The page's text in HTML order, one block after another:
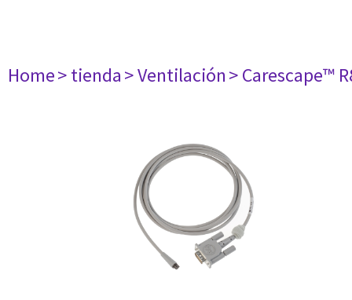
Home> tienda> Ventilación> Carescape™